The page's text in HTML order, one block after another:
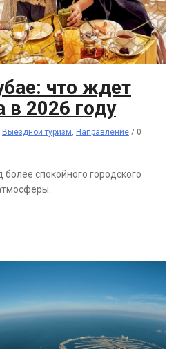
что ждет
в 2026 году
Выездной туризм Направление / 0
спокойного городского